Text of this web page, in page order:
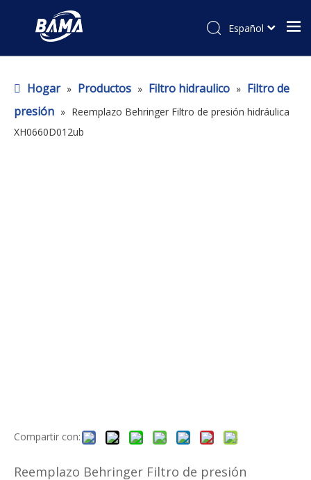
Español
Hogar » Productos » Filtro hidraulico » Filtro de
presión » Reemplazo Behringer Filtro de presión hidráulica
XH0660D012ub
Compartir con:
Reemplazo Behringer Filtro de presión